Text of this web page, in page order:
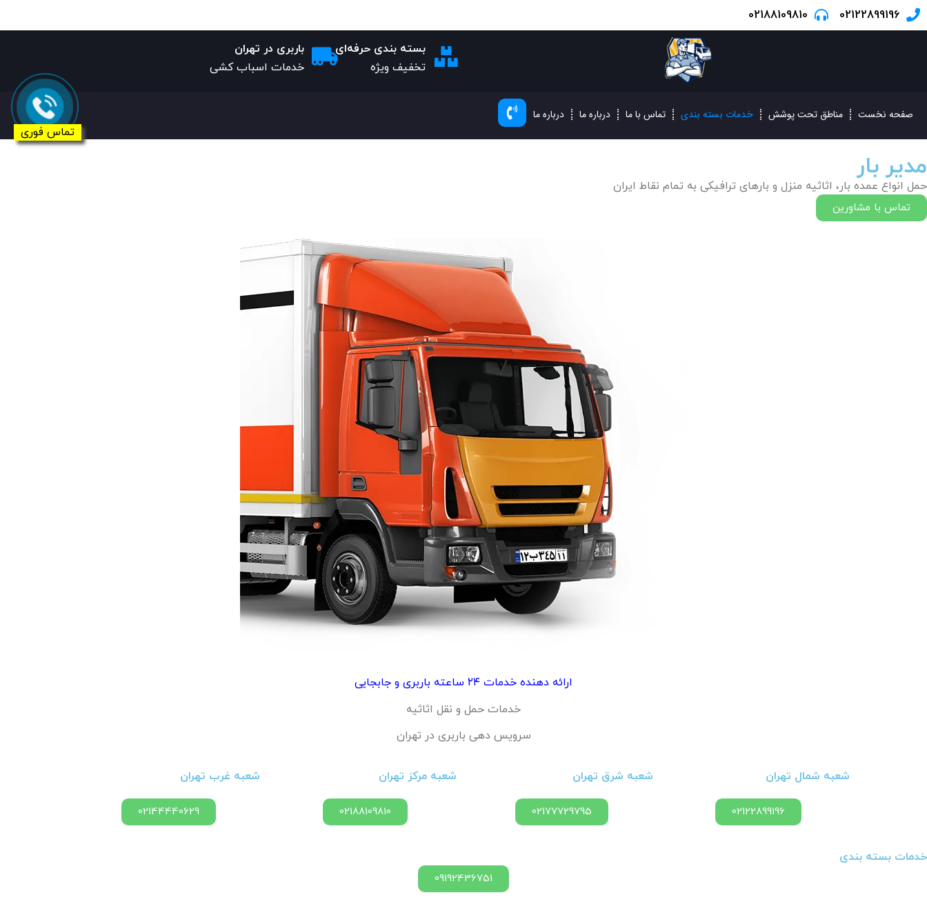
02122899196
02188109810
بسته بندی حرفه‌ای
تخفیف ویژه
باربری در تهران
خدمات اسباب کشی
صفحه نخست مناطق تحت پوشش خدمات بسته بندی تماس با ما درباره ما درباره ما
مدیر بار
حمل انواع عمده بار، اثاثیه منزل و بارهای ترافیکی به تمام نقاط ایران
تماس با مشاورین
ارائه دهنده خدمات ۲۴ ساعته باربری و جابجایی
خدمات حمل و نقل اثاثیه
سرویس دهی باربری در تهران
شعبه شمال تهران
02122899196
شعبه شرق تهران
02177729795
شعبه مرکز تهران
02188109810
شعبه غرب تهران
02144440629
خدمات بسته بندی
09192436751
تماس فوری